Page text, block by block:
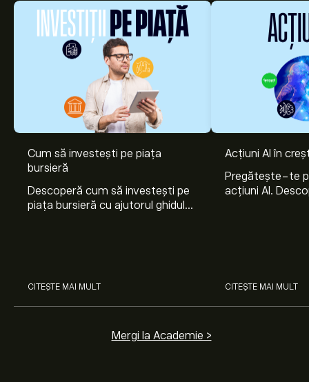
Cum să investești pe piața
bursieră
Descoperă cum să investești pe
piața bursieră cu ajutorul ghidului
CITEȘTE MAI MULT
Acțiuni AI în
Pregătește-te
acțiuni AI.
CITEȘTE MAI MULT
Mergi la Academie >